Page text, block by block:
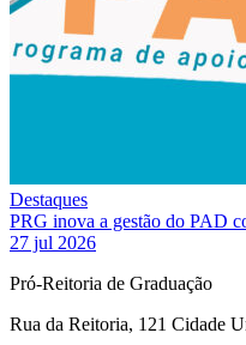
Destaques
PRG inova a gestão do PAD
27 jul 2026
Pró-Reitoria de Graduação
Rua da Reitoria, 121 Cidade